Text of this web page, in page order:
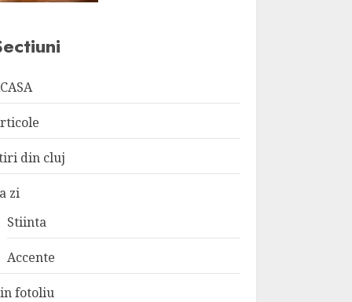
din cluj
zi
Stiinta
Accente
fotoliu